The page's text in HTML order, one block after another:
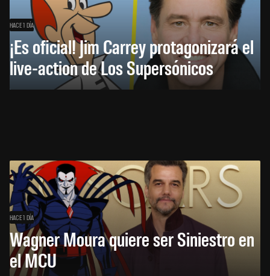
HACE 1 DÍA
¡Es oficial! Jim Carrey protagonizará el
live-action de Los Supersónicos
HACE 1 DÍA
Wagner Moura quiere ser Siniestro en
el MCU